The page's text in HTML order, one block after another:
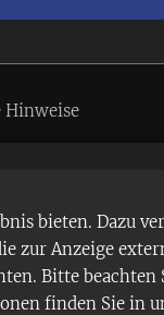
bieten. Dazu
zur Anzeige
Bitte
finden Sie in
Hinweise